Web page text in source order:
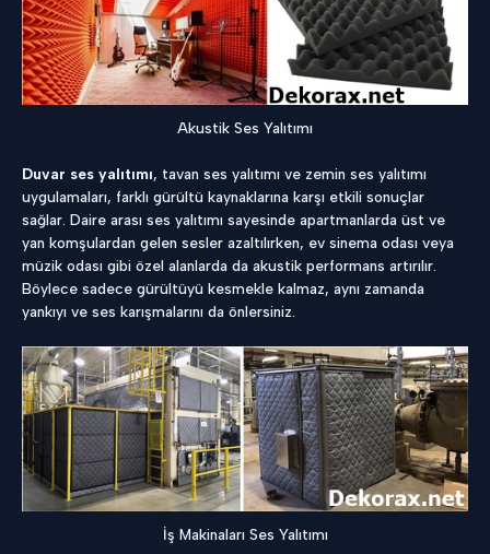
Akustik Ses Yalıtımı
Duvar ses yalıtımı, tavan ses yalıtımı ve zemin ses yalıtımı
uygulamaları, farklı gürültü kaynaklarına karşı etkili sonuçlar
sağlar. Daire arası ses yalıtımı sayesinde apartmanlarda üst ve
yan komşulardan gelen sesler azaltılırken, ev sinema odası veya
müzik odası gibi özel alanlarda da akustik performans artırılır.
Böylece sadece gürültüyü kesmekle kalmaz, aynı zamanda
yankıyı ve ses karışmalarını da önlersiniz.
İş Makinaları Ses Yalıtımı